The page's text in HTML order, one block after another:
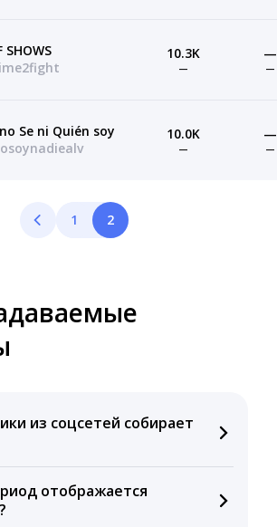
SHOWS
10.3K
—
—
—
Se ni Quién soy
10.0K
—
—
—
1 2
из соцсетей собирает
кликов, репостов, охватов и
подписчиков. Рекомендуем время
отображается